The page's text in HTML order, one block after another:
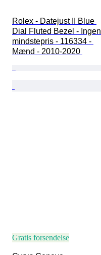
Rolex - Datejust II Blue
Dial Fluted Bezel - Ingen
mindstepris - 116334 -
Mænd - 2010-2020
Gratis forsendelse